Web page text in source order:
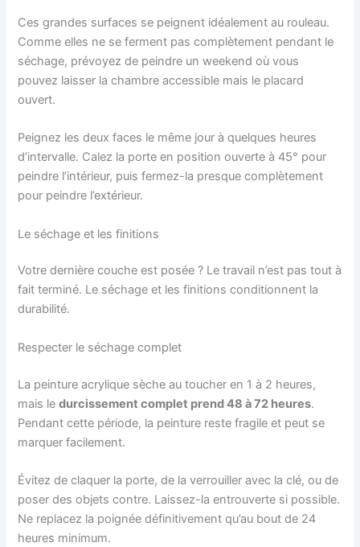
Ces grandes surfaces se peignent idéalement au rouleau.
Comme elles ne se ferment pas complètement pendant le
séchage, prévoyez de peindre un weekend où vous
pouvez laisser la chambre accessible mais le placard
ouvert.
Peignez les deux faces le même jour à quelques heures
d’intervalle. Calez la porte en position ouverte à 45° pour
peindre l’intérieur, puis fermez-la presque complètement
pour peindre l’extérieur.
Le séchage et les finitions
Votre dernière couche est posée ? Le travail n’est pas tout à
fait terminé. Le séchage et les finitions conditionnent la
durabilité.
Respecter le séchage complet
La peinture acrylique sèche au toucher en 1 à 2 heures,
mais ledurcissement complet prend 48 à 72 heures.
Pendant cette période, la peinture reste fragile et peut se
marquer facilement.
Évitez de claquer la porte, de la verrouiller avec la clé, ou de
poser des objets contre. Laissez-la entrouverte si possible.
Ne replacez la poignée définitivement qu’au bout de 24
heures minimum.